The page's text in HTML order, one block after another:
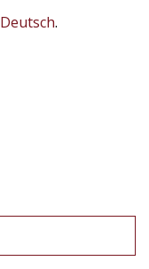
Deutsch.